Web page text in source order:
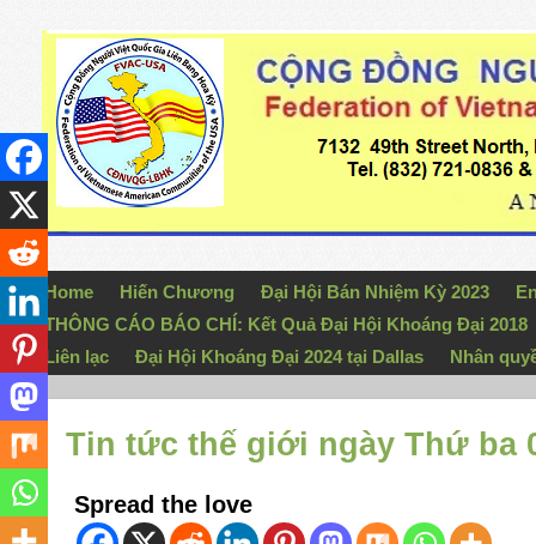
Home Hiến Chương Đại Hội Bán Nhiệm Kỳ 2023
THÔNG CÁO BÁO CHÍ: Kết Quả Đại Hội Khoáng Đại 2018
Liên lạc
Đại Hội Khoáng Đại 2024 tại Dallas Nhân
Tin tức thế giới ngày Thứ ba
Spread the love